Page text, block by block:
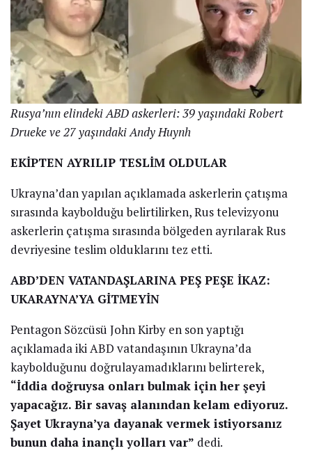
Rusya’nın elindeki ABD askerleri: 39 yaşındaki Robert
Drueke ve 27 yaşındaki Andy Huynh
EKİPTEN AYRILIP TESLİM OLDULAR
Ukrayna’dan yapılan açıklamada askerlerin çatışma
sırasında kaybolduğu belirtilirken, Rus televizyonu
askerlerin çatışma sırasında bölgeden ayrılarak Rus
devriyesine teslim olduklarını tez etti.
ABD’DEN VATANDAŞLARINA PEŞ PEŞE İKAZ:
UKARAYNA’YA GİTMEYİN
Pentagon Sözcüsü John Kirby en son yaptığı
açıklamada iki ABD vatandaşının Ukrayna’da
kaybolduğunu doğrulayamadıklarını belirterek,
“İddia doğruysa onları bulmak için her şeyi
yapacağız. Bir savaş alanından kelam ediyoruz.
Şayet Ukrayna’ya dayanak vermek istiyorsanız
bunun daha inançlı yolları var” dedi.